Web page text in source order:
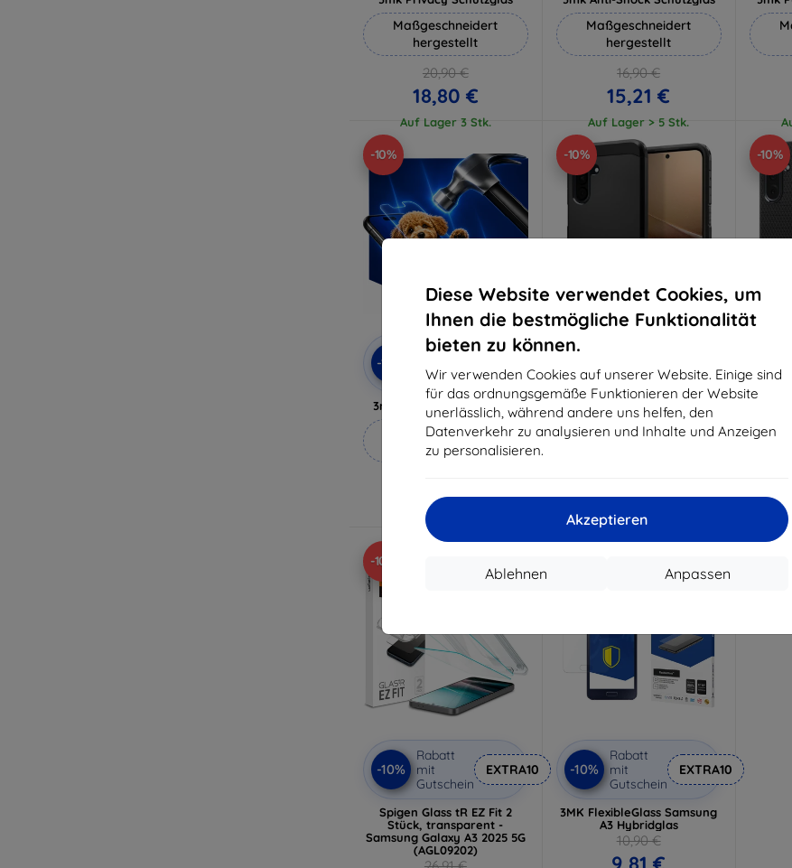
Diese Website verwendet Cookies, um
Ihnen die bestmögliche Funktionalität
bieten zu können.
Wir verwenden Cookies auf unserer Website. Einige sind
für das ordnungsgemäße Funktionieren der Website
unerlässlich, während andere uns helfen, den
Datenverkehr zu analysieren und Inhalte und Anzeigen
zu personalisieren.
Akzeptieren
Anpassen
Ablehnen
Maßgeschneidert
hergestellt
20,90 €
18,80 €
Auf Lager 3 Stk.
Maßgeschneidert
hergestellt
16,90 €
15,21 €
Auf Lager > 5 Stk.
-10%
-10%
Rabatt
Gutschein
3mk Hammer Schutzfolie
Maßgeschneidert
hergestellt
17,91 €
Auf Lager 4 Stk.
-10%
Gutschein
Spigen Tough Armor Hülle
schwarz - Samsung Galaxy
A3 2025 5G (ACS09166)
Auf Lager > 5 Stk.
-10%
-10%
-10%
Rabatt
mit
Gutschein
EXTRA10
Spigen Glass tR EZ Fit 2
Stück, transparent -
Samsung Galaxy A3 2025 5G
(AGL09202)
-10%
Rabatt
mit
Gutschein
EXTRA10
3MK FlexibleGlass Samsung
A3 Hybridglas
10,90 €